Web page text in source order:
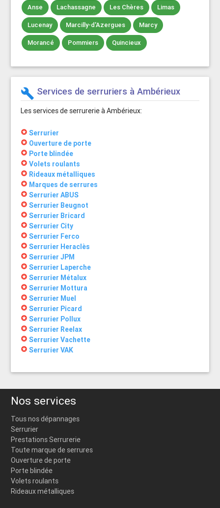
Anse Lachassagne Les Chères Limas
Lucenay Marcilly-d'Azergues Marcy
Morancé Pommiers Quincieux
build Services de serruriers à Ambérieux
Les services de serrurerie à Ambérieux:
stars Serrurier
stars Ouverture de porte
stars Porte blindée
stars Volets roulants
stars Rideaux métalliques
stars Marques de serrures
stars Serrurier ABUS
stars Serrurier Beugnot
stars Serrurier Bricard
stars Serrurier City
stars Serrurier Ferco
stars Serrurier Heraclès
stars Serrurier JPM
stars Serrurier Laperche
stars Serrurier Métalux
stars Serrurier Mottura
stars Serrurier Muel
stars Serrurier Picard
stars Serrurier Pollux
stars Serrurier Reelax
stars Serrurier Vachette
stars Serrurier VAK
Nos services
Tous nos dépannages
Serrurier
Prestations Serrurerie
Toute marque de serrures
Ouverture de porte
Porte blindée
Volets roulants
Rideaux métalliques